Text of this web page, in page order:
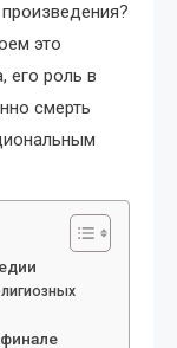
это
его роль в
смерть